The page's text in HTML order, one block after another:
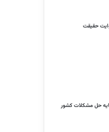
حقیقت
حل مشکلات کشور